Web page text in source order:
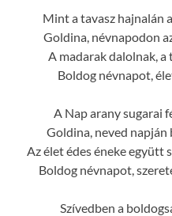
Mint a tavasz hajnalán
Goldina, névnapodon
A madarak dalolnak,
Boldog névnapot,
A Nap arany sugarai
Goldina, neved
Az élet édes éneke együtt
Boldog névnapot,
Szívedben a